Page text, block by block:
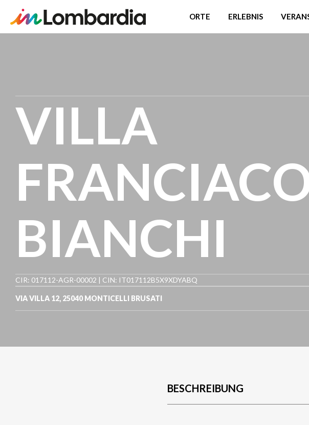
ORTE ERLEBNIS
VILLA
BIANCHI
CIR: 017112-AGR-00002 | CIN: IT017112B5X9XDYABQ
VIA VILLA 12, 25040 MONTICELLI BRUSATI
BESCHREIBUNG